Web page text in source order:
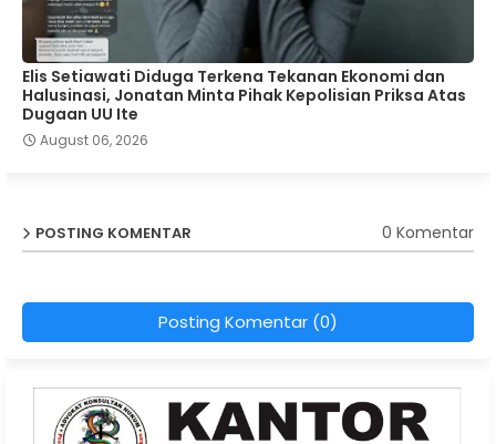
Elis Setiawati Diduga Terkena Tekanan Ekonomi dan
Halusinasi, Jonatan Minta Pihak Kepolisian Priksa Atas
Dugaan UU Ite
August 06, 2026
POSTING KOMENTAR 0 Komentar
Posting Komentar (0)